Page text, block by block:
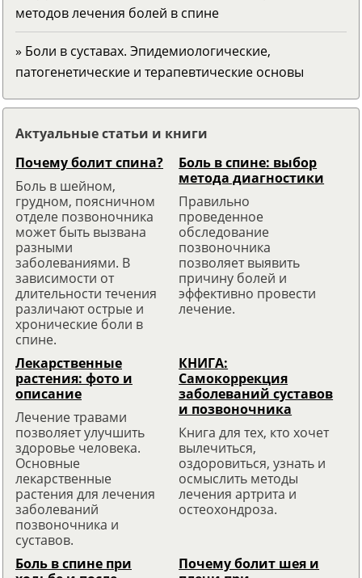
методов лечения болей в спине
» Боли в суставах. Эпидемиологические,
патогенетические и терапевтические основы
Актуальные статьи и книги
Почему болит спина?
Боль в шейном,
грудном, поясничном
отделе позвоночника
может быть вызвана
разными
заболеваниями. В
зависимости от
длительности течения
различают острые и
хронические боли в
спине.
Боль в спине: выбор
метода диагностики
Правильно
проведенное
обследование
позвоночника
позволяет выявить
причину болей и
эффективно провести
лечение.
Лекарственные
растения: фото и
описание
Лечение травами
позволяет улучшить
здоровье человека.
Основные
лекарственные
растения для лечения
заболеваний
позвоночника и
суставов.
КНИГА:
Самокоррекция
заболеваний суставов
и позвоночника
Книга для тех, кто хочет
вылечиться,
оздоровиться, узнать и
осмыслить методы
лечения артрита и
остеохондроза.
Боль в спине при
Почему болит шея и